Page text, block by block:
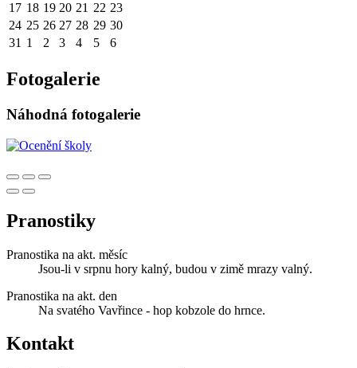
17 18 19 20 21 22 23
24 25 26 27 28 29 30
31 1 2 3 4 5 6
Fotogalerie
Náhodná fotogalerie
Pranostiky
Pranostika na akt. měsíc
Jsou-li v srpnu hory kalný, budou v zimě mrazy valný.
Pranostika na akt. den
Na svatého Vavřince - hop kobzole do hrnce.
Kontakt